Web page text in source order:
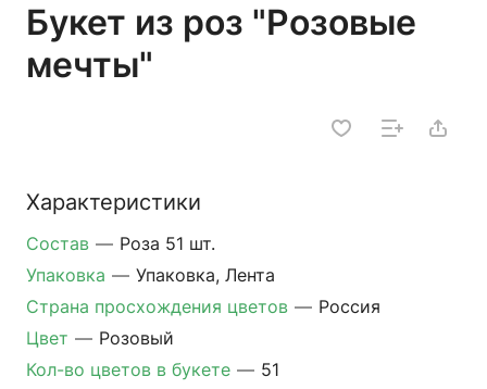
Букет из роз "Розовые
мечты"
Характеристики
Состав — Роза 51 шт.
Упаковка — Упаковка, Лента
Страна просхождения цветов — Россия
Цвет — Розовый
Кол-во цветов в букете — 51